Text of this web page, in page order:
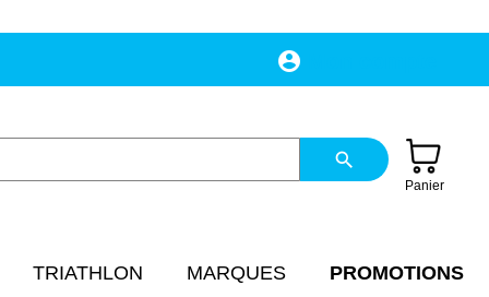
account_circle
search
Panier
TRIATHLON MARQUES PROMOTIONS